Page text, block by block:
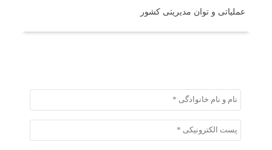
عملیاتی و توان مدیریتی کشور